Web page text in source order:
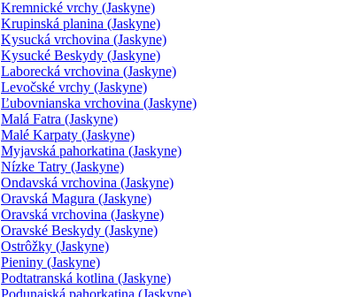
Kremnické vrchy (Jaskyne)
Krupinská planina (Jaskyne)
Kysucká vrchovina (Jaskyne)
Kysucké Beskydy (Jaskyne)
Laborecká vrchovina (Jaskyne)
Levočské vrchy (Jaskyne)
Ľubovnianska vrchovina (Jaskyne)
Malá Fatra (Jaskyne)
Malé Karpaty (Jaskyne)
Myjavská pahorkatina (Jaskyne)
Nízke Tatry (Jaskyne)
Ondavská vrchovina (Jaskyne)
Oravská Magura (Jaskyne)
Oravská vrchovina (Jaskyne)
Oravské Beskydy (Jaskyne)
Ostrôžky (Jaskyne)
Pieniny (Jaskyne)
Podtatranská kotlina (Jaskyne)
Podunajská pahorkatina (Jaskyne)